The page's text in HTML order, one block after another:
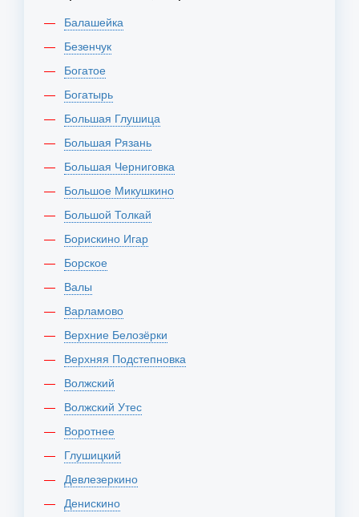
Балашейка
Безенчук
Богатое
Богатырь
Большая Глушица
Большая Рязань
Большая Черниговка
Большое Микушкино
Большой Толкай
Борискино Игар
Борское
Валы
Варламово
Верхние Белозёрки
Верхняя Подстепновка
Волжский
Волжский Утес
Воротнее
Глушицкий
Девлезеркино
Денискино